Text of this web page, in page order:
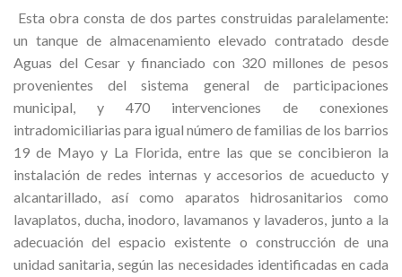
Esta obra consta de dos partes construidas paralelamente:
un tanque de almacenamiento elevado contratado desde
Aguas del Cesar y financiado con 320 millones de pesos
provenientes del sistema general de participaciones
municipal, y 470 intervenciones de conexiones
intradomiciliarias para igual número de familias de los barrios
19 de Mayo y La Florida, entre las que se concibieron la
instalación de redes internas y accesorios de acueducto y
alcantarillado, así como aparatos hidrosanitarios como
lavaplatos, ducha, inodoro, lavamanos y lavaderos, junto a la
adecuación del espacio existente o construcción de una
unidad sanitaria, según las necesidades identificadas en cada